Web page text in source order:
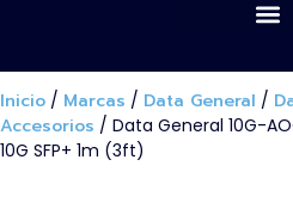
Inicio / Marcas / Data General /
Accesorios / Data General 10G-
10G SFP+ 1m (3ft)